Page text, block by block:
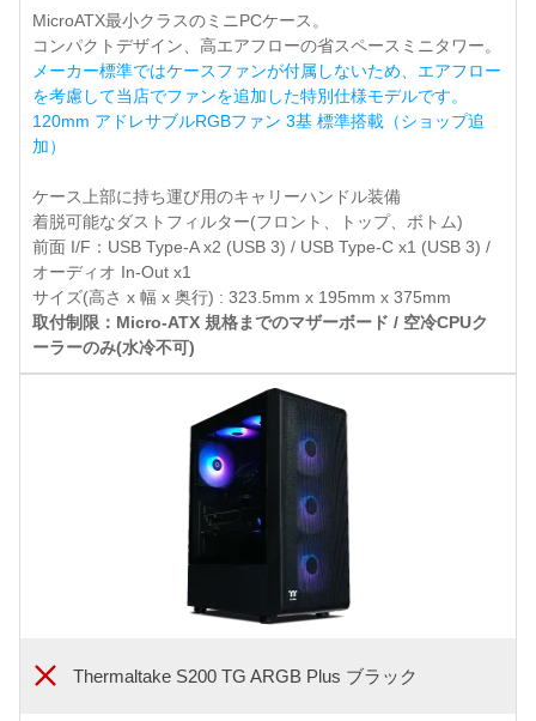
MicroATX最小クラスのミニPCケース。
コンパクトデザイン、高エアフローの省スペースミニタワー。
メーカー標準ではケースファンが付属しないため、エアフロー
を考慮して当店でファンを追加した特別仕様モデルです。
120mm アドレサブルRGBファン 3基 標準搭載（ショップ追
加）
ケース上部に持ち運び用のキャリーハンドル装備
着脱可能なダストフィルター(フロント、トップ、ボトム)
前面 I/F：USB Type-A x2 (USB 3) / USB Type-C x1 (USB 3) /
オーディオ In-Out x1
サイズ(高さ x 幅 x 奥行) : 323.5mm x 195mm x 375mm
取付制限：Micro-ATX 規格までのマザーボード / 空冷CPUク
ーラーのみ(水冷不可)
Thermaltake S200 TG ARGB Plus ブラック